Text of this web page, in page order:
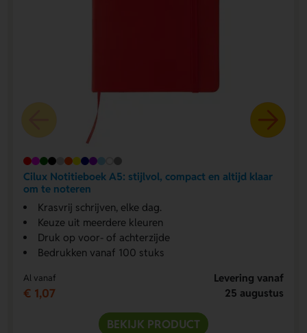
Cilux Notitieboek A5: stijlvol, compact en altijd klaar
om te noteren
Krasvrij schrijven, elke dag.
Keuze uit meerdere kleuren
Druk op voor- of achterzijde
Bedrukken vanaf 100 stuks
Al vanaf
€ 1,07
Levering vanaf
25 augustus
BEKIJK PRODUCT